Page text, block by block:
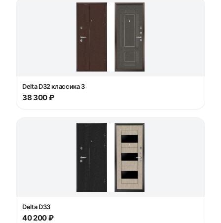
Delta D32 классика 3
38 300 ₽
Delta D33
40 200 ₽